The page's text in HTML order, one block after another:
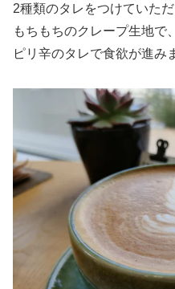
2種類のタレをつけていただ
もちもちのクレープ生地で
ピリ辛のタレで食欲が進み